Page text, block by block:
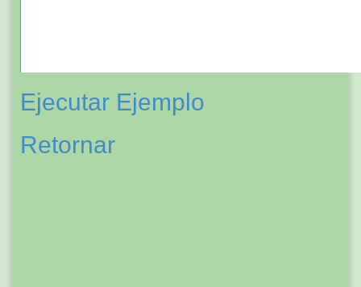
Ejecutar Ejemplo
Retornar